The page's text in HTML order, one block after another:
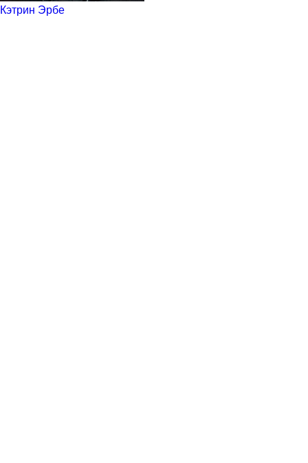
Кэтрин Эрбе